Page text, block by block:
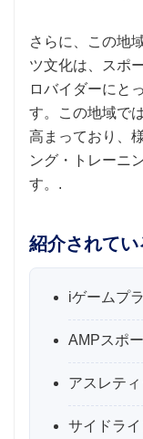
さらに、この地
ツ文化は、スポ
ロバイダーにと
す。この地域で
高まっており、
ング・トレーニ
す。.
紹介されて
iゲームプ
AMPスポ
アスレテ
サイドラ